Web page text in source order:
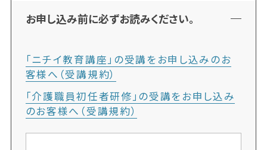
お申し込み前に必ずお読みください。
「ニチイ教育講座」の受講をお申し込みのお
客様へ（受講規約）
「介護職員初任者研修」の受講をお申し込み
のお客様へ（受講規約）